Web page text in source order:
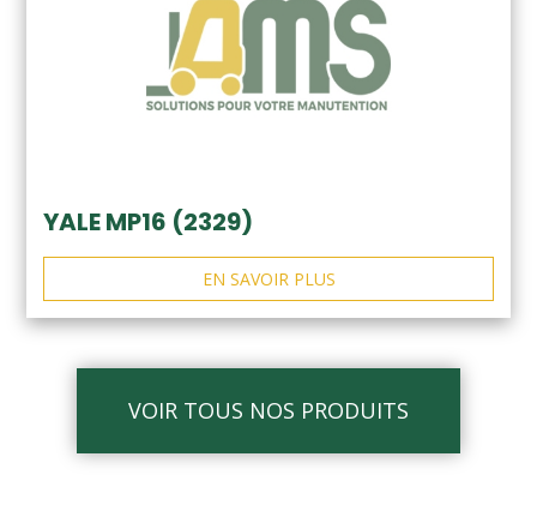
YALE MP16 (2329)
EN SAVOIR PLUS
VOIR TOUS NOS PRODUITS